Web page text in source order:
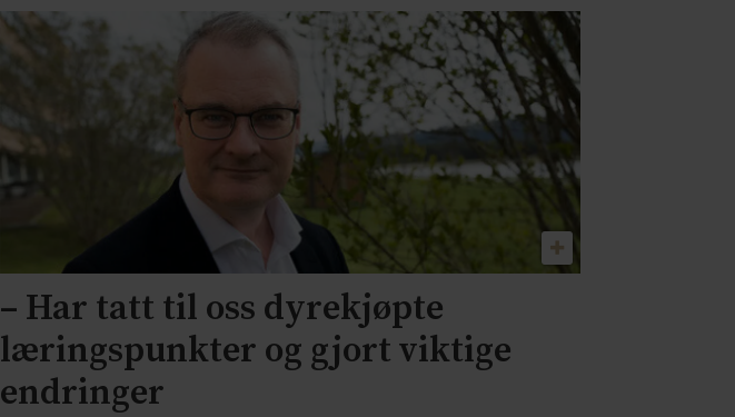
– Har tatt til oss dyrekjøpte
læringspunkter og gjort viktige
endringer